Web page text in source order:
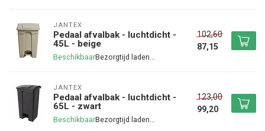
JANTEX
Pedaal afvalbak - luchtdicht -
45L - beige
Beschikbaar
102,60
87,15
JANTEX
Pedaal afvalbak - luchtdicht -
65L - zwart
Beschikbaar
123,00
99,20